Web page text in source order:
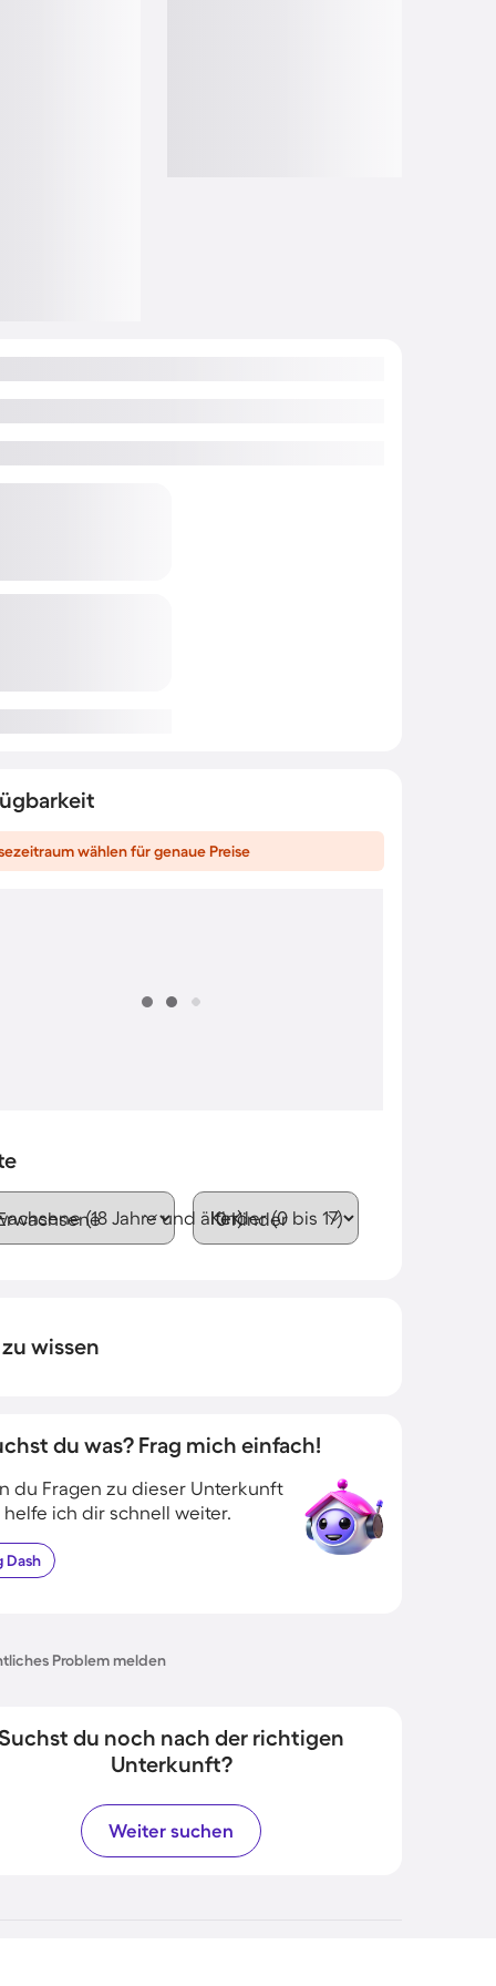
wählen für genaue Preise
(18 Jahre und älter)Kinder (0 bis 17)
wissen
du was? Frag mich einfach!
du Fragen zu dieser Unterkunft
helfe ich dir schnell weiter.
Dash
Problem melden
du noch nach der richtigen
Unterkunft?
Weiter suchen